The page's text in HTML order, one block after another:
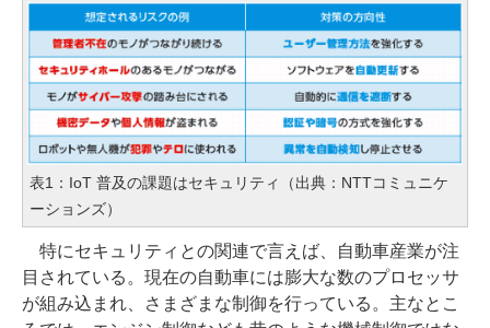
表1：IoT 普及の課題はセキュリティ（出典：NTTコミュニケ
ーションズ）
特にセキュリティとの関連で言えば、自動車産業が注
目されている。現在の自動車には膨大な数のプロセッサ
が組み込まれ、さまざまな制御を行っている。主なとこ